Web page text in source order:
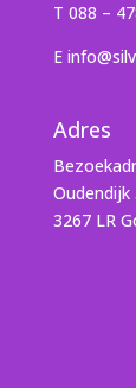
T 088 –
E
Adres
Oudendijk
3267 LR